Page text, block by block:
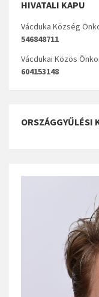
HIVATALI KAPU
Vácduka Község
546848711
Vácdukai Közös
604153148
ORSZÁGGYŰLÉSI